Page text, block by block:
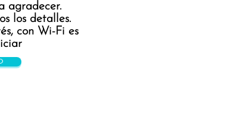
agradecer.
los detalles.
con Wi-Fi es